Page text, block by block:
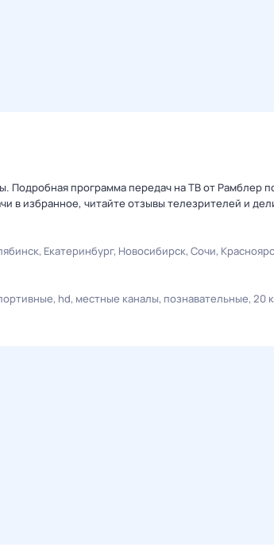
Подробная программа передач на ТВ от Рамблер
избранное, читайте отзывы телезрителей и
Екатеринбург Новосибирск Сочи
hd местные каналы познавательные 20